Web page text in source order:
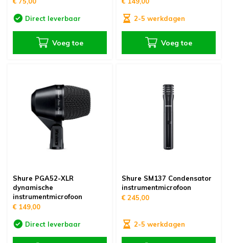
Direct leverbaar
Voeg toe
2-5 werkdagen
Voeg toe
Shure PGA52-XLR
dynamische
instrumentmicrofoon
€ 149,00
Direct leverbaar
Shure SM137 Condensator
instrumentmicrofoon
€ 245,00
2-5 werkdagen